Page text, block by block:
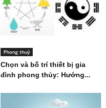
Phong thuỷ
Chọn và bố trí thiết bị gia
đình phong thủy: Hướng...